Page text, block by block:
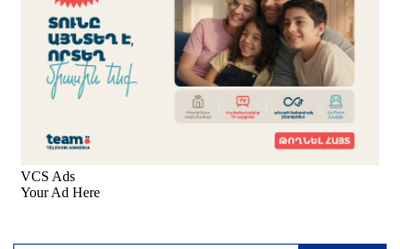
Foundation with the Moscow “Russian
Philharmonia” Symphony Orchestra
9 months ago
Young Musicians of the “Born in Artsakh” Program
Bring the Voice of Artsakh to Moscow
9 months ago
The Sound of Artsakh in the USA